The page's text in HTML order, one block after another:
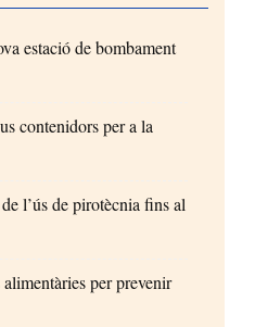
estació de bombament
contenidors per a la
l’ús de pirotècnia fins al
per prevenir